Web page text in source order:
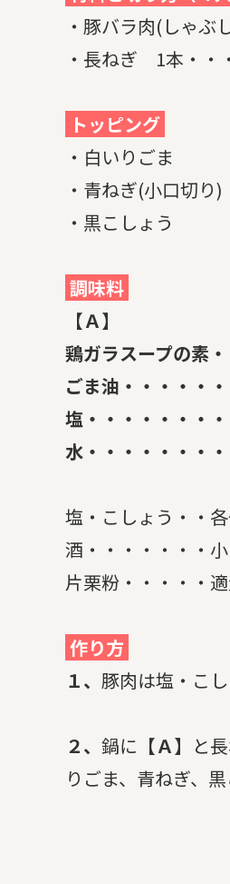
・豚バラ肉(しゃ
・長ねぎ 1本・・
トッピング
・白いりごま
・青ねぎ(小口切り)
・黒こしょう
調味料
【Ａ】
鶏ガラスープの素
ごま油・・・・・
塩・・・・・・・
水・・・・・・・
塩・こしょう・・
酒・・・・・・・
片栗粉・・・・・
作り方
１、 豚肉は塩・こ
２、 鍋に 【Ａ】 と
りごま、青ねぎ、